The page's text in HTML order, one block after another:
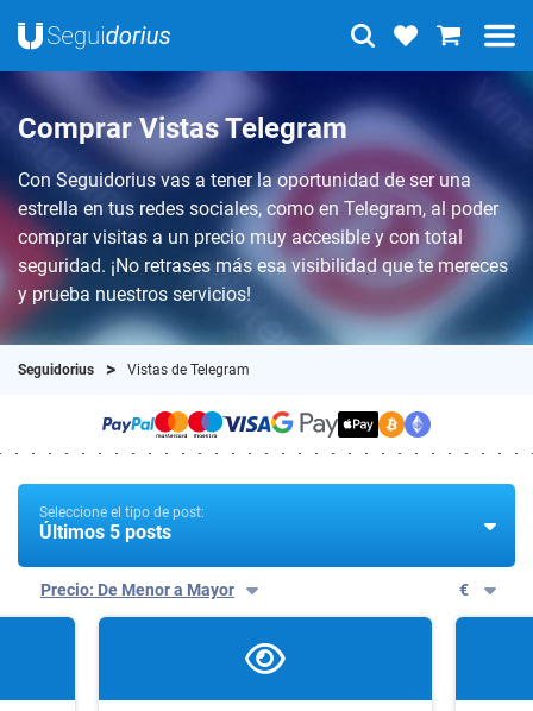
Comprar Vistas Telegram
Con Seguidorius vas a tener la oportunidad de ser una
estrella en tus redes sociales, como en Telegram, al poder
comprar visitas a un precio muy accesible y con total
seguridad. ¡No retrases más esa visibilidad que te mereces
y prueba nuestros servicios!
Seguidorius Vistas de Telegram
Seleccione el tipo de post:
Últimos 5 posts
Precio: De Menor a Mayor €